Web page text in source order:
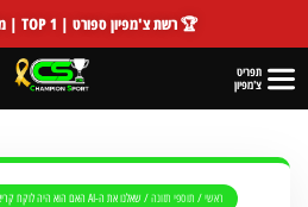
🏆 רשת צ'מפיון ספורט | TOP 1 | משווק מורשה באחריות
תפריט
צ'מפיון
ראשי/ תוספי תזונה/שאלנו את ה-AI האם הוא היה לוקח קריאטין? המדריך המלא לתוסף CREATINE